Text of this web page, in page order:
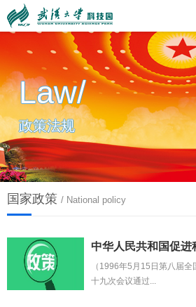
Law/
政策法规
国家政策 / National policy
中华人民共和国促进
（1996年5月15日第八届
十九次会议通过...